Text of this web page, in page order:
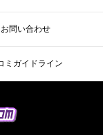
お問い合わせ
ミガイドライン